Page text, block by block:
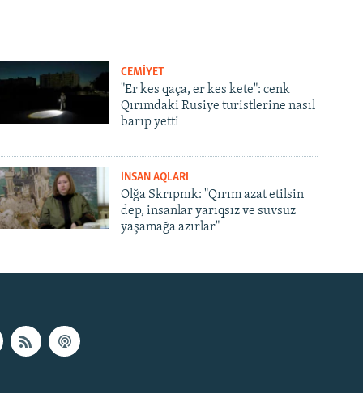
CEMİYET
"Er kes qaça, er kes kete": cenk
Qırımdaki Rusiye turistlerine nasıl
barıp yetti
İNSAN AQLARI
Olğa Skrıpnık: "Qırım azat etilsin
dep, insanlar yarıqsız ve suvsuz
yaşamağa azırlar"